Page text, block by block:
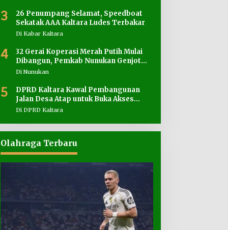
3
26 Penumpang Selamat, Speedboat
Sekatak AAA Kaltara Ludes Terbakar
Di Kabar Kaltara
4
32 Gerai Koperasi Merah Putih Mulai
Dibangun, Pemkab Nunukan Genjot
Penyediaan Lahan
Di Nunukan
5
DPRD Kaltara Kawal Pembangunan
Jalan Desa Atap untuk Buka Akses
Wilayah Perbatasan
Di DPRD Kaltara
Olahraga Terbaru